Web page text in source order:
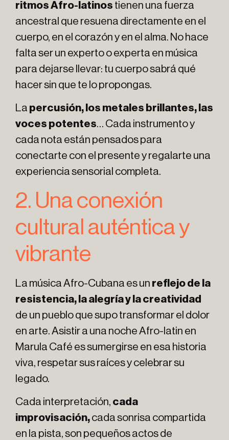
ritmos Afro-latinos tienen una fuerza
ancestral que resuena directamente en el
cuerpo, en el corazón y en el alma. No hace
falta ser un experto o experta en música
para dejarse llevar: tu cuerpo sabrá qué
hacer sin que te lo propongas.
La percusión, los metales brillantes, las
voces potentes… Cada instrumento y
cada nota están pensados para
conectarte con el presente y regalarte una
experiencia sensorial completa.
2. Una conexión
cultural auténtica y
vibrante
La música Afro-Cubana es un reflejo de la
resistencia, la alegría y la creatividad
de un pueblo que supo transformar el dolor
en arte. Asistir a una noche Afro-latin en
Marula Café es sumergirse en esa historia
viva, respetar sus raíces y celebrar su
legado.
Cada interpretación, cada
improvisación,cada sonrisa compartida
en la pista, son pequeños actos de